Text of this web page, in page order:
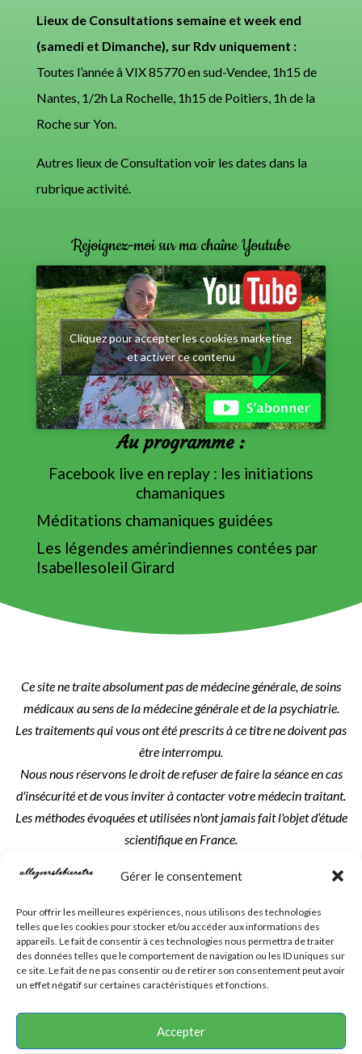
Gérer le consentement
Pour offrir les meilleures expériences, nous utilisons des technologies
telles que les cookies pour stocker et/ou accéder aux informations des
appareils. Le fait de consentir à ces technologies nous permettra de traiter
des données telles que le comportement de navigation ou les ID uniques sur
ce site. Le fait de ne pas consentir ou de retirer son consentement peut avoir
un effet négatif sur certaines caractéristiques et fonctions.
Accepter
Lieux de Consultations semaine et week end
(samedi et Dimanche), sur Rdv uniquement :
Toutes l’année â VIX 85770 en sud-Vendee, 1h15 de
Nantes, 1/2h La Rochelle, 1h15 de Poitiers, 1h de la
Roche sur Yon.
Autres lieux de Consultation voir les dates dans la
rubrique activité.
Rejoignez-moi sur ma chaîne Youtube
Cliquez pour accepter les cookies marketing
et activer ce contenu
Au programme :
Facebook live en replay : les initiations
chamaniques
Méditations chamaniques guidées
Les légendes amérindiennes contées par
Isabellesoleil Girard
Ce site ne traite absolument pas de médecine générale, de soins
médicaux au sens de la médecine générale et de la psychiatrie.
Les traitements qui vous ont été prescrits à ce titre ne doivent pas
être interrompu.
Nous nous réservons le droit de refuser de faire la séance en cas
d'insécurité et de vous inviter à contacter votre médecin traitant.
Les méthodes évoquées et utilisées n'ont jamais fait l'objet d’étude
scientifique en France.
propriété exclusive de l'auteur indiqué, du créateur du site ou de :
Allezverslebienetre et Isabelle Girard.
Politique de cookies (UE)